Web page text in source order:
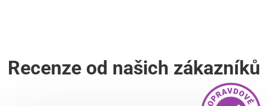
Recenze od našich zákazníků